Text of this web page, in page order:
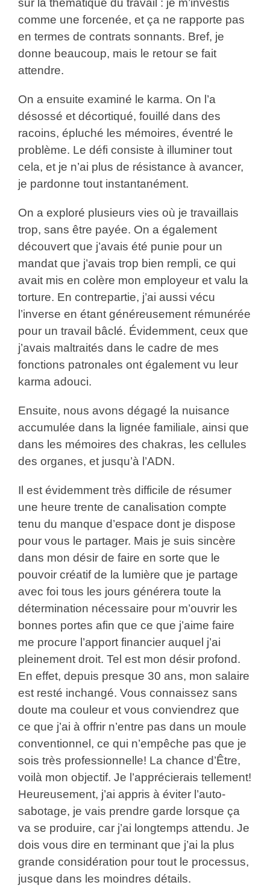
sur la thématique du travail : je m’investis
comme une forcenée, et ça ne rapporte pas
en termes de contrats sonnants. Bref, je
donne beaucoup, mais le retour se fait
attendre.
On a ensuite examiné le karma. On l’a
désossé et décortiqué, fouillé dans des
racoins, épluché les mémoires, éventré le
problème. Le défi consiste à illuminer tout
cela, et je n’ai plus de résistance à avancer,
je pardonne tout instantanément.
On a exploré plusieurs vies où je travaillais
trop, sans être payée. On a également
découvert que j’avais été punie pour un
mandat que j’avais trop bien rempli, ce qui
avait mis en colère mon employeur et valu la
torture. En contrepartie, j’ai aussi vécu
l’inverse en étant généreusement rémunérée
pour un travail bâclé. Évidemment, ceux que
j’avais maltraités dans le cadre de mes
fonctions patronales ont également vu leur
karma adouci.
Ensuite, nous avons dégagé la nuisance
accumulée dans la lignée familiale, ainsi que
dans les mémoires des chakras, les cellules
des organes, et jusqu’à l’ADN.
Il est évidemment très difficile de résumer
une heure trente de canalisation compte
tenu du manque d’espace dont je dispose
pour vous le partager. Mais je suis sincère
dans mon désir de faire en sorte que le
pouvoir créatif de la lumière que je partage
avec foi tous les jours générera toute la
détermination nécessaire pour m’ouvrir les
bonnes portes afin que ce que j’aime faire
me procure l’apport financier auquel j’ai
pleinement droit. Tel est mon désir profond.
En effet, depuis presque 30 ans, mon salaire
est resté inchangé. Vous connaissez sans
doute ma couleur et vous conviendrez que
ce que j’ai à offrir n’entre pas dans un moule
conventionnel, ce qui n’empêche pas que je
sois très professionnelle! La chance d’Être,
voilà mon objectif. Je l’apprécierais tellement!
Heureusement, j’ai appris à éviter l’auto-
sabotage, je vais prendre garde lorsque ça
va se produire, car j’ai longtemps attendu. Je
dois vous dire en terminant que j’ai la plus
grande considération pour tout le processus,
jusque dans les moindres détails.